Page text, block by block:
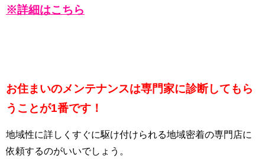
※詳細はこちら
お住まいのメンテナンスは専門家に診断してもら
うことが1番です！
地域性に詳しくすぐに駆け付けられる地域密着の専門店に
依頼するのがいいでしょう。